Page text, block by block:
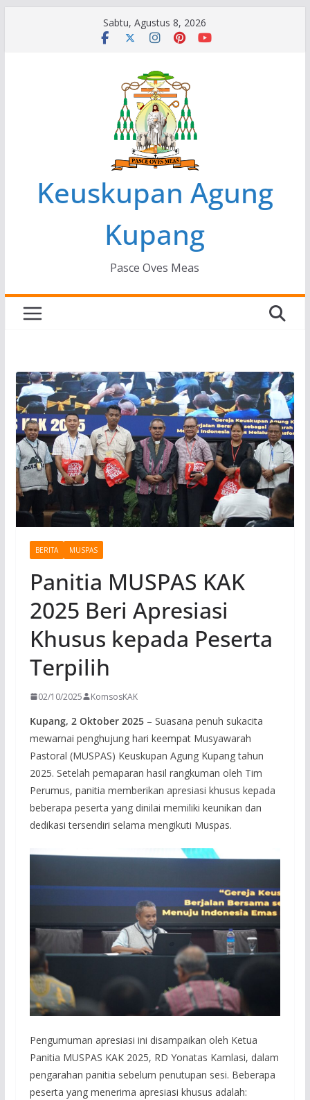
Sabtu, Agustus 8, 2026
Keuskupan Agung
Kupang
Pasce Oves Meas
BERITA MUSPAS
Panitia MUSPAS KAK
2025 Beri Apresiasi
Khusus kepada Peserta
Terpilih
02/10/2025 KomsosKAK
Kupang, 2 Oktober 2025– Suasana penuh sukacita
mewarnai penghujung hari keempat Musyawarah
Pastoral (MUSPAS) Keuskupan Agung Kupang tahun
2025. Setelah pemaparan hasil rangkuman oleh Tim
Perumus, panitia memberikan apresiasi khusus kepada
beberapa peserta yang dinilai memiliki keunikan dan
dedikasi tersendiri selama mengikuti Muspas.
Pengumuman apresiasi ini disampaikan oleh Ketua
Panitia MUSPAS KAK 2025, RD Yonatas Kamlasi, dalam
pengarahan panitia sebelum penutupan sesi. Beberapa
peserta yang menerima apresiasi khusus adalah: